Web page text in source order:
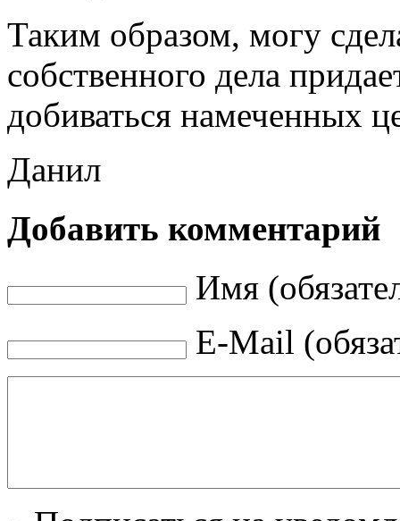
Таким образом, могу
собственного дела
добиваться намеченных
Данил
Добавить комментарий
Имя
E-Mail